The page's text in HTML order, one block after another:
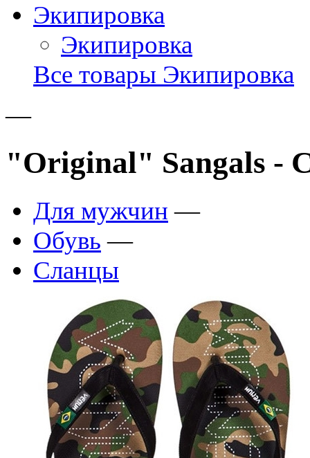
Экипировка
Экипировка
Все товары Экипировка
—
"Original" Sangals -
Для мужчин —
Обувь —
Сланцы